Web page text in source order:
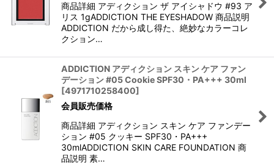
商品詳細 アディクション ザ アイシャドウ #93 ア
リス 1gADDICTION THE EYESHADOW 商品説明
ADDICTION だから成し得た、絶妙なカラーコレ
クション…
ADDICTION アディクション スキン ケア ファン
デーション #05 Cookie SPF30・PA+++ 30ml
[4971710258400]
会員販売価格
商品詳細 アディクション スキン ケア ファンデー
ション #05 クッキー SPF30・PA+++
30mlADDICTION SKIN CARE FOUNDATION 商
品説明 素…